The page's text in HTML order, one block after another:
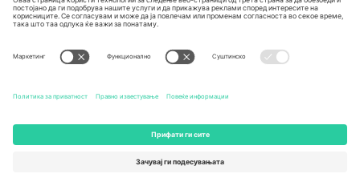
Unter den Linden 24, 10117
Berlin, Germany
167 City Road, London, Greater
131 Continental Dr, Suite 305,
Dorfstrasse 52a, 6390
United Arab Emirates